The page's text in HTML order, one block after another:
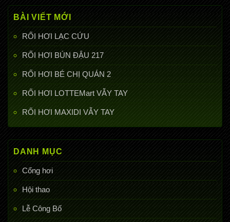
BÀI VIẾT MỚI
RỐI HƠI LẠC CỨU
RỐI HƠI BÚN ĐẬU 217
RỐI HƠI BÉ CHỊ QUÁN 2
RỐI HƠI LOTTEMart VẪY TAY
RỐI HƠI MAXIDI VẪY TAY
DANH MỤC
Cổng hơi
Hội thao
Lễ Công Bố